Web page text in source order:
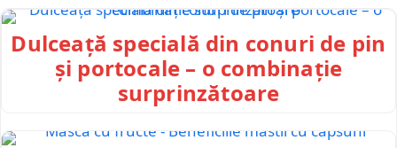
Dulceață specială din conuri de pin
și portocale – o combinație
surprinzătoare